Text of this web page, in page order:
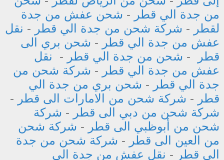
من جدة الي قطر - شحن عفش من جدة
لقطر - شركة شحن من جدة الي قطر - نقل
عفش من جدة الي قطر - شحن بري الى
قطر
- شحن من جدة الي قطر - نقل
عفش من جدة الي قطر - شركة شحن من
جدة الي قطر - شحن بري من جدة الي
قطر - شركة شحن من الامارات الى قطر -
شركة شحن من دبي الى قطر - شركة
شحن من أبوظبي الى قطر - شركة شحن
من العين الى قطر - شركة شحن من جدة
الي قطر - نقل عفش من جدة الي